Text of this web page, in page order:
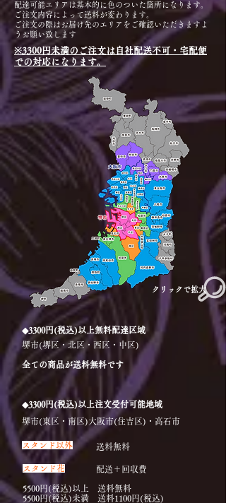
配達可能エリアは基本的に色のついた箇所に​なります。
ご注文内容によって送料が変わります。
ご注文の際はお届け先のエリアをご確認いただきますよ
うお願い致します
※3300円未満のご注文は自社配送不可・宅配便
での対応になります。
クリックで拡大
◆3300円(税込)以上無料配達区域
堺市(堺区・北区・西区・中区)
全ての商品が送料無料です
◆3300円(税込)以上注文受付可能地域
堺市(東区・南区)大阪市(住吉区)・高石市
​スタンド以外 送料無料
​スタンド花 配送＋回収費
5500円(税込)以上 送料無料
5500円(税込)未満 送料1100円(税込)